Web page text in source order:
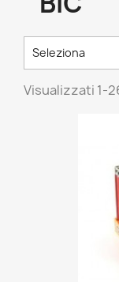
Seleziona
Visualizzati 1-